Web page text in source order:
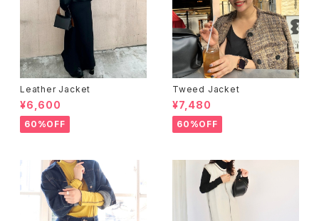
Leather Jacket
¥6,600
60%OFF
Tweed Jacket
¥7,480
60%OFF